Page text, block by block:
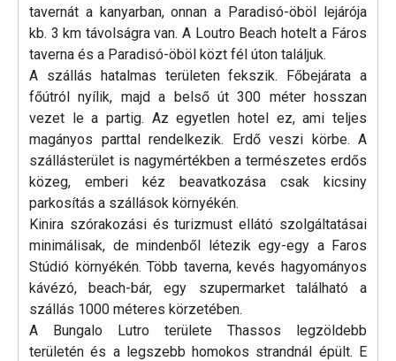
tavernát a kanyarban, onnan a Paradisó-öböl lejárója
kb. 3 km távolságra van. A Loutro Beach hotelt a Fáros
taverna és a Paradisó-öböl közt fél úton találjuk.
A szállás hatalmas területen fekszik. Főbejárata a
főútról nyílik, majd a belső út 300 méter hosszan
vezet le a partig. Az egyetlen hotel ez, ami teljes
magányos parttal rendelkezik. Erdő veszi körbe. A
szállásterület is nagymértékben a természetes erdős
közeg, emberi kéz beavatkozása csak kicsiny
parkosítás a szállások környékén.
Kinira szórakozási és turizmust ellátó szolgáltatásai
minimálisak, de mindenből létezik egy-egy a Faros
Stúdió környékén. Több taverna, kevés hagyományos
kávézó, beach-bár, egy szupermarket található a
szállás 1000 méteres körzetében.
A Bungalo Lutro területe Thassos legzöldebb
területén és a legszebb homokos strandnál épült. E